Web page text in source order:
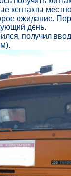
контакты
ожидание.
день.
получил